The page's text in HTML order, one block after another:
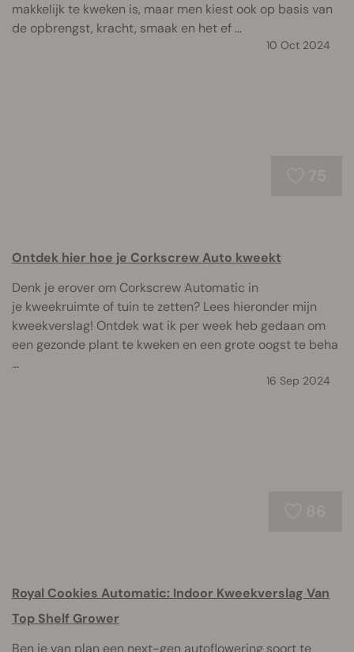
makkelijk te kweken is, maar men kiest ook op basis van
de opbrengst, kracht, smaak en het ef ...
10 Oct 2024
Ontdek hier hoe je Corkscrew Auto kweekt
Denk je erover om Corkscrew Automatic in
je kweekruimte of tuin te zetten? Lees hieronder mijn
kweekverslag! Ontdek wat ik per week heb gedaan om
een gezonde plant te kweken en een grote oogst te beha
...
16 Sep 2024
Royal Cookies Automatic: Indoor Kweekverslag Van
Top Shelf Grower
Ben je van plan een next-gen autoflowering soort te